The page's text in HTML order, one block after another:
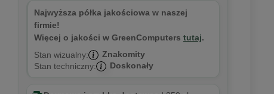
Najwyższa półka jakościowa w naszej
firmie!
Więcej o jakości w GreenComputers tutaj.
Stan wizualny:
Znakomity
Stan techniczny:
Doskonały